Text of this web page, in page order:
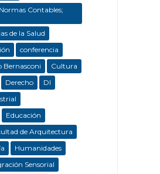
Contables;
de la Salud
conferencia
Bernasconi
Cultura
Derecho
DI
Educación
de Arquitectura
Humanidades
Sensorial